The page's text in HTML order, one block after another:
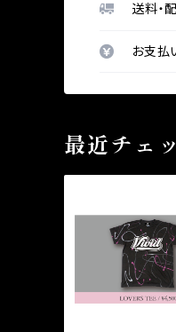
送料・
お支払
最近チェ